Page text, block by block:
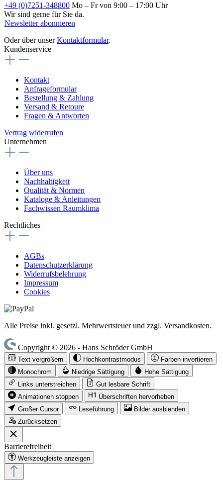
+49 (0)7251-348800 Mo – Fr von 9:00 – 17:00 Uhr
Wir sind gerne für Sie da.
Newsletter abonnieren
Oder über unserKontaktformular.
Kundenservice
Kontakt
Anfrageformular
Bestellung & Zahlung
Versand & Retoure
Fragen & Antworten
Vertrag widerrufen
Unternehmen
Über uns
Nachhaltigkeit
Qualität & Normen
Kataloge & Anleitungen
Fachwissen Raumklima
Rechtliches
AGBs
Datenschutzerklärung
Widerrufsbelehrung
Impressum
Cookies
Alle Preise inkl. gesetzl. Mehrwertsteuer und zzgl. Versandkosten.
Copyright © 2026 - Hans Schröder GmbH
Text vergrößern Hochkontrastmodus
Farben invertieren
Monochrom
Niedrige Sättigung
Hohe Sättigung
Links unterstreichen
Gut lesbare Schrift
Animationen stoppen
Überschriften hervorheben
Großer Cursor
Leseführung
Bilder ausblenden
Zurücksetzen
Barrierefreiheit
Werkzeugleiste anzeigen